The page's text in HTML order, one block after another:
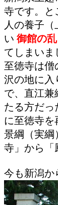
寺です。と
人の養子
い 御館の乱
てしまいま
至徳寺は僧
沢の地に入
で、直江兼
たる方だっ
に至徳寺
景綱（実綱
寺」から「
今も新潟か